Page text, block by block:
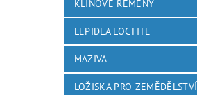
KLÍNOVÉ ŘEMENY
LEPIDLA LOCTITE
MAZIVA
LOŽISKA PRO ZEMĚDĚLSTVÍ